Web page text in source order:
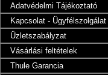
Adatvédelmi Tájékoztató
Kapcsolat - Ügyfélszolgálat
Üzletszabályzat
Vásárlási feltételek
Thule Garancia